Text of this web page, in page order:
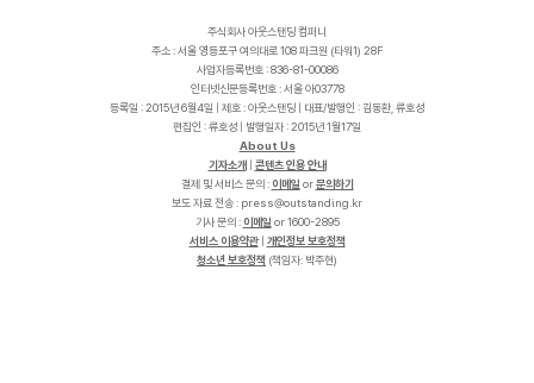
주식회사 아웃스탠딩 컴퍼니
주소 : 서울 영등포구 여의대로 108 파크원 (타워1) 28F
사업자등록번호 : 836-81-00086
인터넷신문등록번호 : 서울 아03778
등록일 : 2015년 6월4일 | 제호 : 아웃스탠딩 | 대표/발행인 : 김동환, 류호성
편집인 : 류호성 | 발행일자 : 2015년 1월17일
About Us
기자소개
콘텐츠 인용 안내
결제 및 서비스 문의 : 이메일 or문의하기
보도 자료 전송 :
r
k
.
g
n
i
d
n
a
t
s
t
u
o
@
s
s
e
r
p
기사 문의 : 이메일 or 1600-2895
서비스 이용약관| 개인정보 보호정책
청소년 보호정책 (책임자: 박주현)